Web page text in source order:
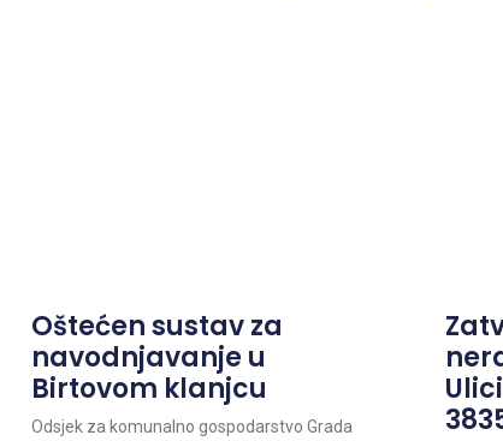
Oštećen sustav za
navodnjavanje u
Birtovom klanjcu
Odsjek za komunalno gospodarstvo Grada